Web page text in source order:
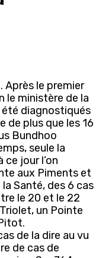
Après le premier
le ministère de la
été diagnostiqués
de plus que les 16
Bundhoo
seule la
jour l’on
aux Piments et
Santé, des 6 cas
le 20 et le 22
un Pointe
de la dire au vu
de cas de